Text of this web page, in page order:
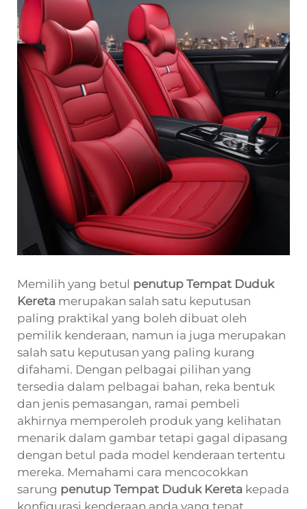
Memilih yang betul penutup Tempat Duduk
Kereta merupakan salah satu keputusan
paling praktikal yang boleh dibuat oleh
pemilik kenderaan, namun ia juga merupakan
salah satu keputusan yang paling kurang
difahami. Dengan pelbagai pilihan yang
tersedia dalam pelbagai bahan, reka bentuk
dan jenis pemasangan, ramai pembeli
akhirnya memperoleh produk yang kelihatan
menarik dalam gambar tetapi gagal dipasang
dengan betul pada model kenderaan tertentu
mereka. Memahami cara mencocokkan
sarung penutup Tempat Duduk Kereta kepada
konfigurasi kenderaan anda yang tepat